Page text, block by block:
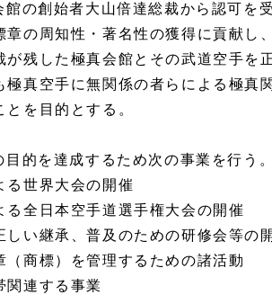
の創始者大山倍達総裁から認可を
章の周知性・著名性の獲得に貢献し
が残した極真会館とその武道空手を
極真空手に無関係の者らによる極真
とを目的とする。
的を達成するため次の事業を行う。
世界大会の開催
日本空手道選手権大会の開催
継承、普及のための研修会等の
標）を管理するための諸活動
連する事業